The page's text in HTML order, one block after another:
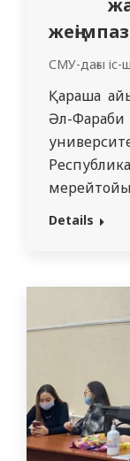
СМУ-дағы іс-
Қараша
Әл-
Details